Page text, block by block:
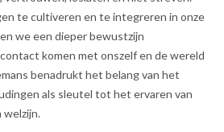
te cultiveren en te integreren in onze
we een dieper bewustzijn
komen met onszelf en de wereld
benadrukt het belang van het
als sleutel tot het ervaren van
welzijn.